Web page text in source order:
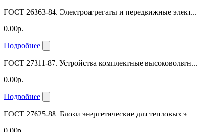
ГОСТ 26363-84. Электроагрегаты и передвижные элект...
0.00р.
Подробнее
ГОСТ 27311-87. Устройства комплектные высоковольтн...
0.00р.
Подробнее
ГОСТ 27625-88. Блоки энергетические для тепловых э...
0.00р.